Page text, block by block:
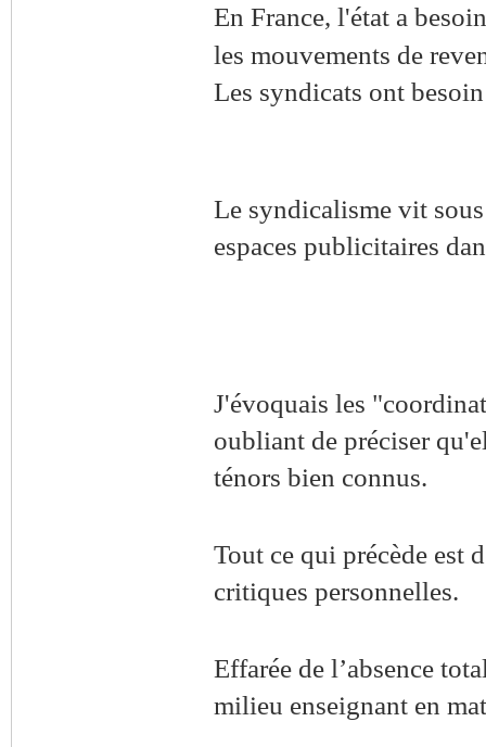
En France, l'état a
les mouvements de
Les syndicats ont
Le syndicalisme vit
espaces publicitaires
J'évoquais les
oubliant de préciser
ténors bien connus.
Tout ce qui précède est
critiques personnelles.
Effarée de l’absence
milieu enseignant en